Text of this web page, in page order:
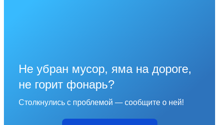
Не убран мусор, яма на дороге,
не горит фонарь?
Столкнулись с проблемой — сообщите о ней!